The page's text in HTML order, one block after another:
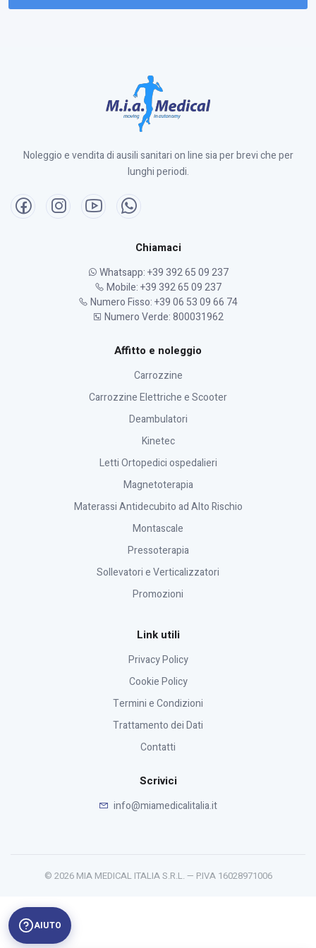
Noleggio e vendita di ausili sanitari on line sia per brevi che per
lunghi periodi.
Chiamaci
Whatsapp: +39 392 65 09 237
Mobile: +39 392 65 09 237
Numero Fisso: +39 06 53 09 66 74
Numero Verde: 800031962
Affitto e noleggio
Carrozzine
Carrozzine Elettriche e Scooter
Deambulatori
Kinetec
Letti Ortopedici ospedalieri
Magnetoterapia
Materassi Antidecubito ad Alto Rischio
Montascale
Pressoterapia
Sollevatori e Verticalizzatori
Promozioni
Link utili
Privacy Policy
Cookie Policy
Termini e Condizioni
Trattamento dei Dati
Contatti
Scrivici
info@miamedicalitalia.it
© 2026 MIA MEDICAL ITALIA S.R.L. — P.IVA 16028971006
AIUTO